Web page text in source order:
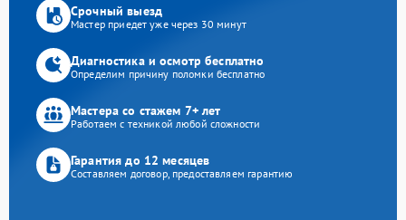
Срочный выезд
Мастер приедет уже через 30 минут
Диагностика и осмотр бесплатно
Определим причину поломки бесплатно
Мастера со стажем 7+ лет
Работаем с техникой любой сложности
Гарантия до 12 месяцев
Составляем договор, предоставляем гарантию